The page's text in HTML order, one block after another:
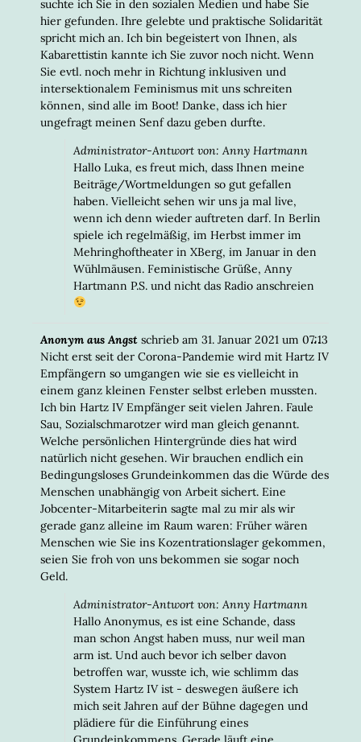
suchte ich Sie in den sozialen Medien und habe Sie
hier gefunden. Ihre gelebte und praktische Solidarität
spricht mich an. Ich bin begeistert von Ihnen, als
Kabarettistin kannte ich Sie zuvor noch nicht. Wenn
Sie evtl. noch mehr in Richtung inklusiven und
intersektionalem Feminismus mit uns schreiten
können, sind alle im Boot! Danke, dass ich hier
ungefragt meinen Senf dazu geben durfte.
Administrator-Antwort von: Anny Hartmann
Hallo Luka, es freut mich, dass Ihnen meine
Beiträge/Wortmeldungen so gut gefallen
haben. Vielleicht sehen wir uns ja mal live,
wenn ich denn wieder auftreten darf. In Berlin
spiele ich regelmäßig, im Herbst immer im
Mehringhoftheater in XBerg, im Januar in den
Wühlmäusen. Feministische Grüße, Anny
Hartmann P.S. und nicht das Radio anschreien
Anonym aus Angst schrieb am 31. Januar 2021 um 07:13
Nicht erst seit der Corona-Pandemie wird mit Hartz IV
Empfängern so umgangen wie sie es vielleicht in
einem ganz kleinen Fenster selbst erleben mussten.
Ich bin Hartz IV Empfänger seit vielen Jahren. Faule
Sau, Sozialschmarotzer wird man gleich genannt.
Welche persönlichen Hintergründe dies hat wird
natürlich nicht gesehen. Wir brauchen endlich ein
Bedingungsloses Grundeinkommen das die Würde des
Menschen unabhängig von Arbeit sichert. Eine
Jobcenter-Mitarbeiterin sagte mal zu mir als wir
gerade ganz alleine im Raum waren: Früher wären
Menschen wie Sie ins Kozentrationslager gekommen,
seien Sie froh von uns bekommen sie sogar noch
Geld.
Administrator-Antwort von: Anny Hartmann
Hallo Anonymus, es ist eine Schande, dass
man schon Angst haben muss, nur weil man
arm ist. Und auch bevor ich selber davon
betroffen war, wusste ich, wie schlimm das
System Hartz IV ist - deswegen äußere ich
mich seit Jahren auf der Bühne dagegen und
plädiere für die Einführung eines
...DIESE